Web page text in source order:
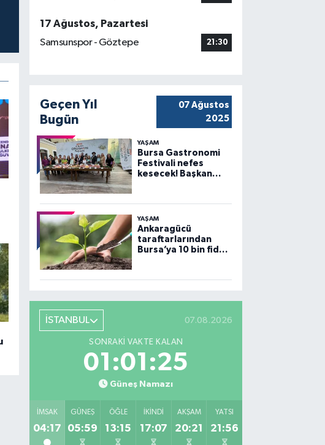
17 Ağustos, Pazartesi
Samsunspor - Göztepe
21:30
Geçen Yıl
Bugün
07 Ağustos
2025
YAŞAM
Bursa Gastronomi
Festivali nefes
kesecek! Başkan
açıklama
YAŞAM
Ankaragücü
taraftarlarından
Bursa’ya 10 bin fidan
İSTANBUL 07.08.2026
SONRAKI VAKTE KALAN
01:01:24
Güneş Namazı
İMSAK
04:17
GÜNEŞ
05:59
ÖĞLE
13:15
İKINDI
17:07
AKŞAM
20:21
YATSI
21:56